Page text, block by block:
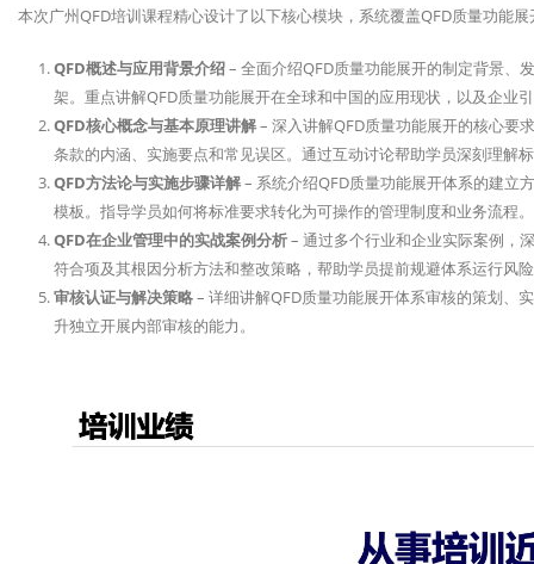
本次广州QFD培训课程精心设计了以下核心模块，系统覆盖QFD质量功能
QFD概述与应用背景介绍– 全面介绍QFD质量功能展开的制定背景、
架。重点讲解QFD质量功能展开在全球和中国的应用现状，以及企业
QFD核心概念与基本原理讲解– 深入讲解QFD质量功能展开的核心要
条款的内涵、实施要点和常见误区。通过互动讨论帮助学员深刻理解
QFD方法论与实施步骤详解– 系统介绍QFD质量功能展开体系的建立
模板。指导学员如何将标准要求转化为可操作的管理制度和业务流程。
QFD在企业管理中的实战案例分析– 通过多个行业和企业实际案例，
符合项及其根因分析方法和整改策略，帮助学员提前规避体系运行风
审核认证与解决策略– 详细讲解QFD质量功能展开体系审核的策划、
升独立开展内部审核的能力。